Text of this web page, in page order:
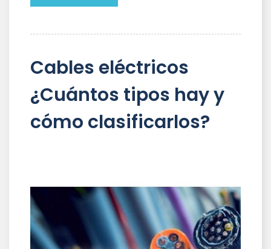
Cables eléctricos
¿Cuántos tipos hay y
cómo clasificarlos?